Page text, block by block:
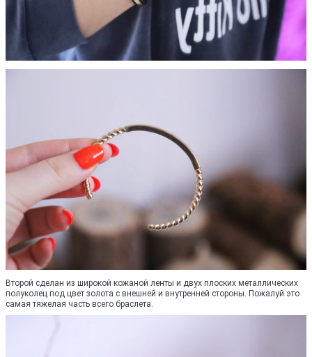
Второй сделан из широкой кожаной ленты и двух плоских металлических
полуколец под цвет золота с внешней и внутренней стороны. Пожалуй это
самая тяжелая часть всего браслета.